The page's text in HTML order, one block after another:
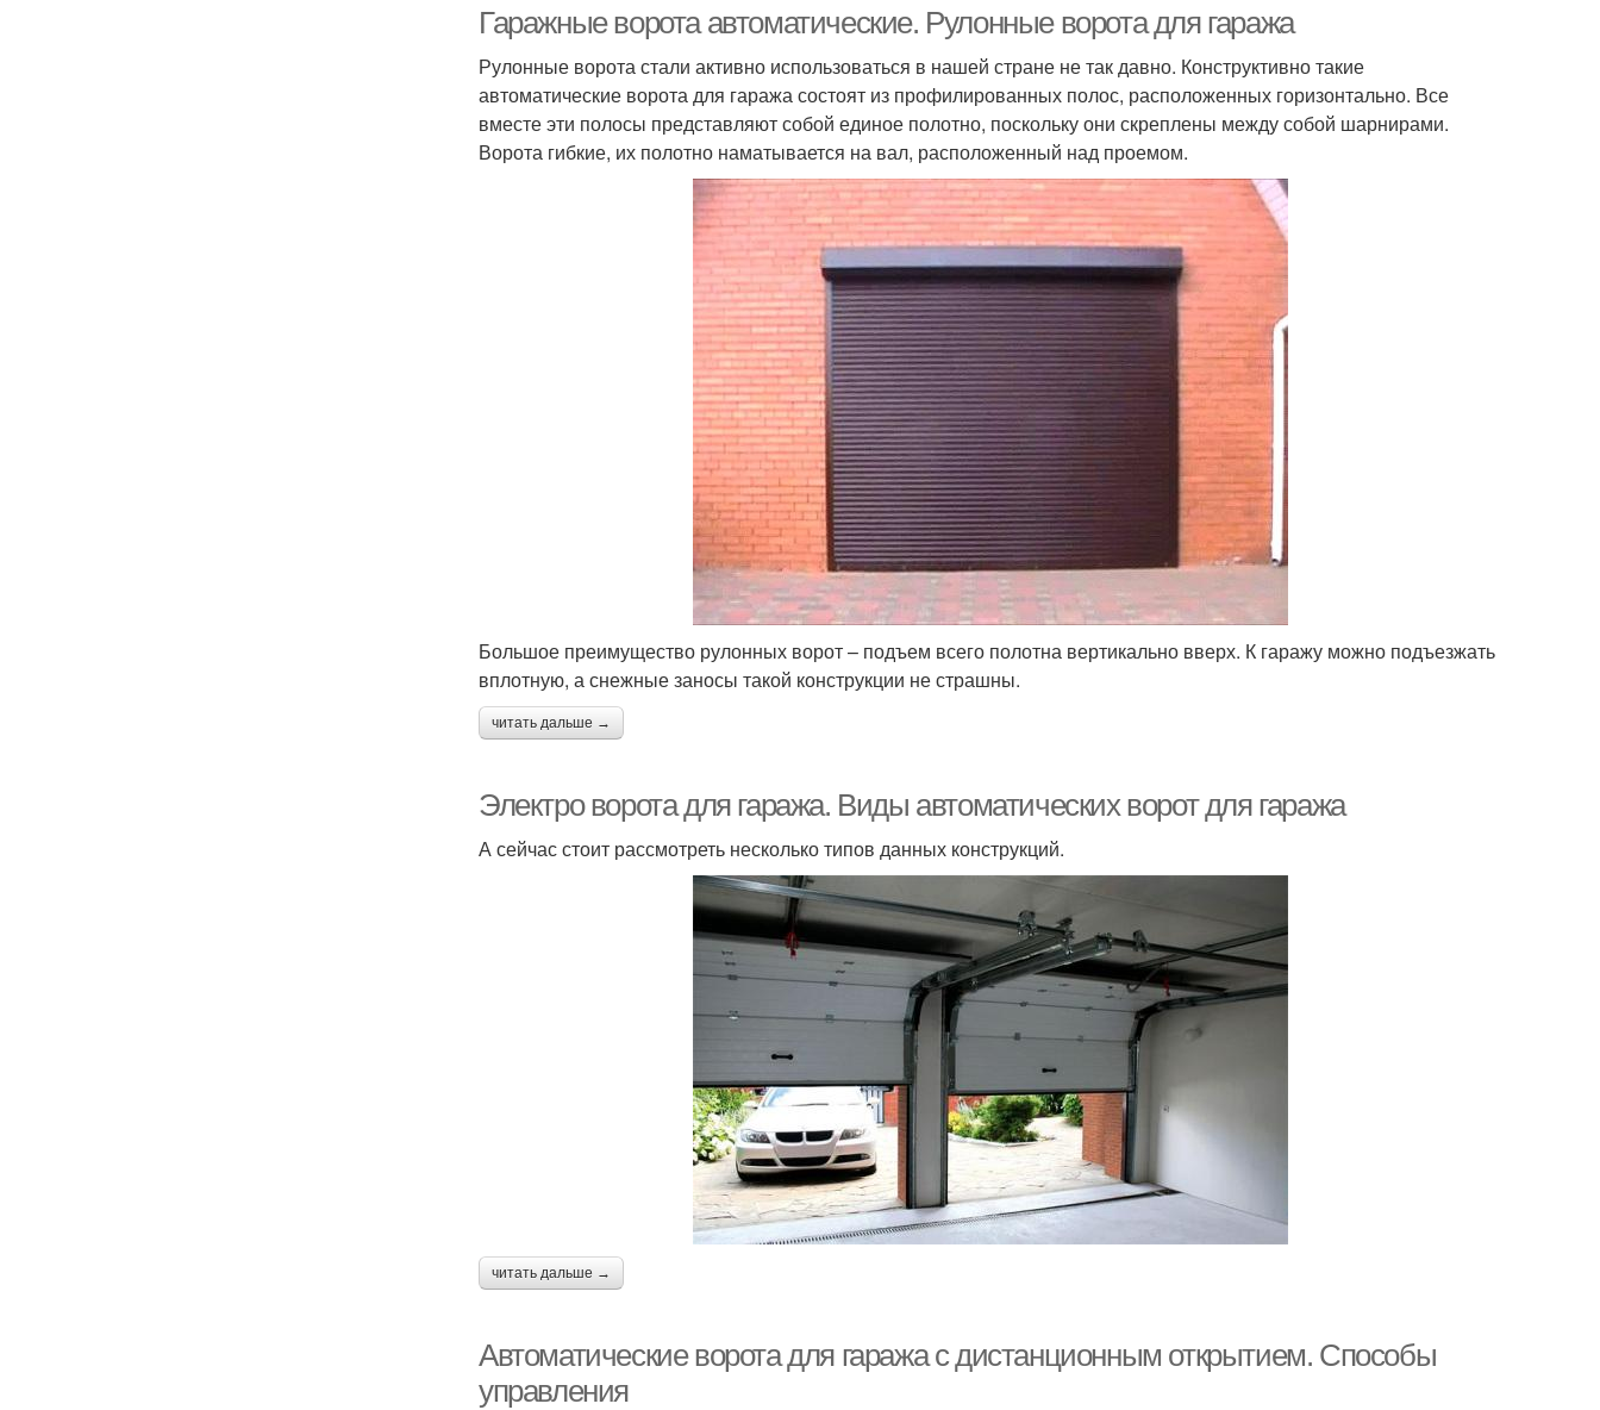
Гаражные ворота автоматические. Рулонные ворота для гаража
Рулонные ворота стали активно использоваться в нашей стране не так давно. Конструктивно такие
автоматические ворота для гаража состоят из профилированных полос, расположенных горизонтально. Все
вместе эти полосы представляют собой единое полотно, поскольку они скреплены между собой шарнирами.
Ворота гибкие, их полотно наматывается на вал, расположенный над проемом.
Большое преимущество рулонных ворот – подъем всего полотна вертикально вверх. К гаражу можно подъезжать
вплотную, а снежные заносы такой конструкции не страшны.
читать дальше →
Электро ворота для гаража. Виды автоматических ворот для гаража
А сейчас стоит рассмотреть несколько типов данных конструкций.
читать дальше →
Автоматические ворота для гаража с дистанционным открытием. Способы
управления